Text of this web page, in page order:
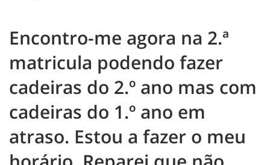
Encontro-me agora na 2.ª
matricula podendo fazer
cadeiras do 2.º ano mas com
cadeiras do 1.º ano em
atraso. Estou a fazer o meu